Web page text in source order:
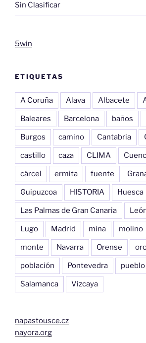
Sin Clasificar
5win
ETIQUETAS
A Coruña Alava Albacete
Baleares Barcelona baños
Burgos camino Cantabria
castillo caza CLIMA
cárcel ermita fuente
Guipuzcoa HISTORIA Huesca
Las Palmas de Gran Canaria
Lugo Madrid mina molino
monte Navarra Orense
población Pontevedra pueblo
Salamanca Vizcaya
napastousce.cz
nayora.org